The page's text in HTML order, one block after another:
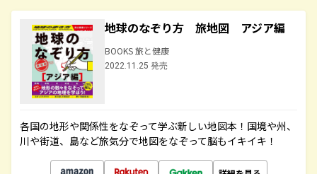
地球のなぞり方 旅地図 アジア編
BOOKS 旅と健康
2022.11.25 発売
各国の地形や関係性をなぞって学ぶ新しい地図本！国境や州、
川や街道、島など旅気分で地図をなぞって脳もイキイキ！